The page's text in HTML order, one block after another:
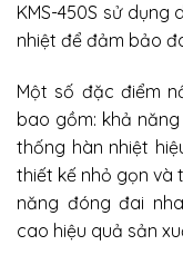
KMS-450S sử
nhiệt để đảm bảo
Một số đặc điểm
bao gồm: khả
thống hàn nhiệt
thiết kế nhỏ gọn và
năng đóng đai
cao hiệu quả sản